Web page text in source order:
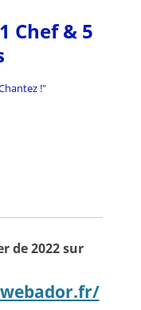
Chef & 5
!"
de 2022 sur